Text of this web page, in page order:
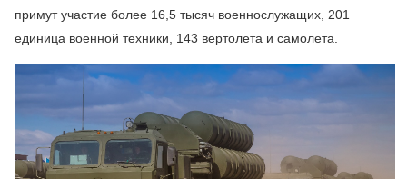
примут участие более 16,5 тысяч военнослужащих, 201
единица военной техники, 143 вертолета и самолета.